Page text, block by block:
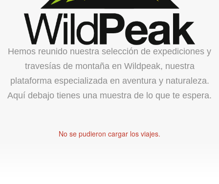
Hemos reunido nuestra selección de expediciones y
travesías de montaña en Wildpeak, nuestra
plataforma especializada en aventura y naturaleza.
Aquí debajo tienes una muestra de lo que te espera.
No se pudieron cargar los viajes.